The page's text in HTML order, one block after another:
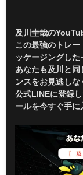
及川圭哉の
この最強のトレ
ッケージングした
あなたも及川と同
ンスをお見逃しな
公式LINEに登録
ールを今すぐ手に